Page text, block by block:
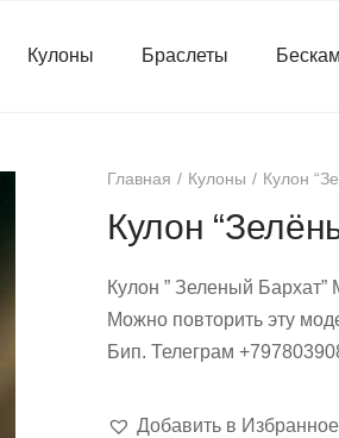
Кулоны Браслеты
Главная Кулоны Кулон
Кулон
Кулон ” Зеленый Бархат”
Можно повторить эту
Бип. Телеграм
Добавить в Избранное